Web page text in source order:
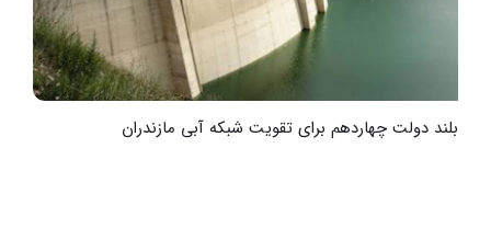
گام بلند دولت چهاردهم برای تقویت شبکه آبی مازندران